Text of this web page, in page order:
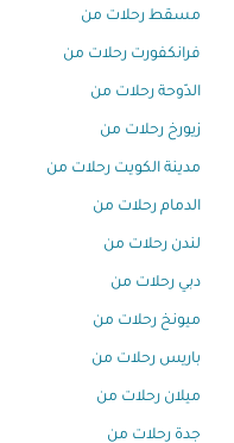
مسقط رحلات من
فرانكفورت رحلات من
الدّوحة رحلات من
زيورخ رحلات من
مدينة الكويت رحلات من
الدمام رحلات من
لندن رحلات من
دبي رحلات من
ميونخ رحلات من
باريس رحلات من
ميلان رحلات من
جدة رحلات من